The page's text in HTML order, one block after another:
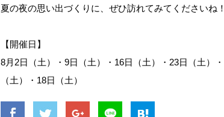
夏の夜の思い出づくりに、ぜひ訪れてみてくださいね！
【開催日】
8月2日（土）・9日（土）・16日（土）・23日（土）
（土）・18日（土）